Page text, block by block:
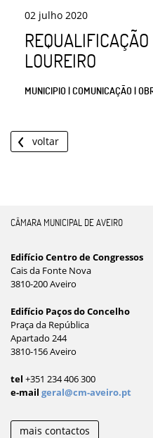
02 julho 2020
LOUREIRO
MUNICIPIO | COMUNICAÇÃO |
voltar
CÂMARA MUNICIPAL DE AVEIRO
Edifício Centro de Congressos
Cais da Fonte Nova
3810-200 Aveiro
Edifício Paços do Concelho
Praça da República
Apartado 244
3810-156 Aveiro
tel +351 234 406 300
e-mail geral@cm-aveiro.pt
mais contactos